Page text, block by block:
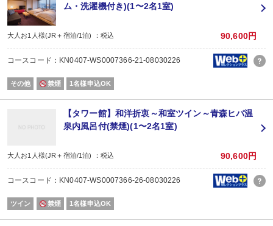
ム・洗濯機付き)(1〜2名1室)
大人お1人様(JR＋宿泊/1泊) ：税込 90,600円
コースコード：KN0407-WS0007366-21-08030226
その他 禁煙 1名様申込OK
【タワー館】和洋折衷～和室ツイン～青森ヒバ温
泉内風呂付(禁煙)(1〜2名1室)
大人お1人様(JR＋宿泊/1泊) ：税込 90,600円
コースコード：KN0407-WS0007366-26-08030226
ツイン 禁煙 1名様申込OK